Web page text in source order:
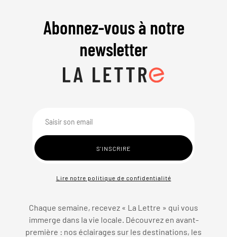
Abonnez-vous à notre
newsletter
Lire notre politique de confidentialité
Chaque semaine, recevez « La Lettre » qui vous
immerge dans la vie locale. Découvrez en avant-
première : nos éclairages sur les destinations, les